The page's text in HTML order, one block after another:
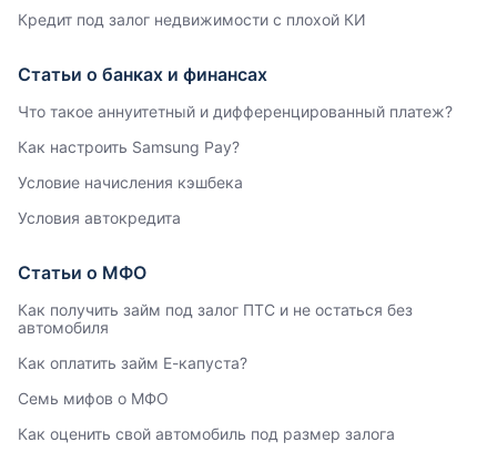
Кредит под залог недвижимости с плохой КИ
Статьи о банках и финансах
Что такое аннуитетный и дифференцированный платеж?
Как настроить Samsung Pay?
Условие начисления кэшбека
Условия автокредита
Статьи о МФО
Как получить займ под залог ПТС и не остаться без
автомобиля
Как оплатить займ Е-капуста?
Семь мифов о МФО
Как оценить свой автомобиль под размер залога